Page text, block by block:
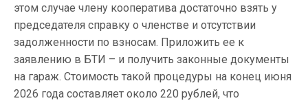
этом случае члену кооператива достаточно взять у
председателя справку о членстве и отсутствии
задолженности по взносам. Приложить ее к
заявлению в БТИ – и получить законные документы
на гараж. Стоимость такой процедуры на конец июня
2026 года составляет около 220 рублей, что